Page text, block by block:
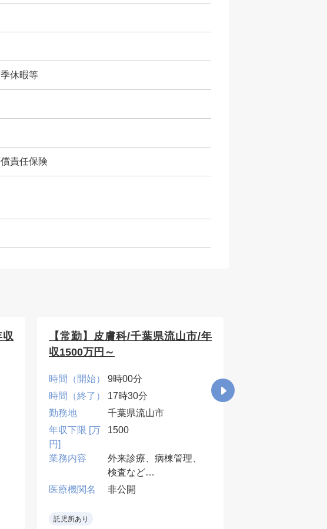
休暇等
責任保険
【常勤】皮膚科/千葉県流山市/年
収1500万円～
時間（開始）
9時00分
時間（終了）
17時30分
勤務地
千葉県流山市
年収下限 [万
円]
1500
業務内容
外来診療、病棟管理、
検査など
医療機関名 非公開
託児所あり